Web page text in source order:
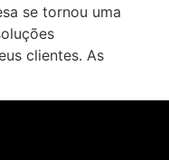
se tornou uma
clientes. As